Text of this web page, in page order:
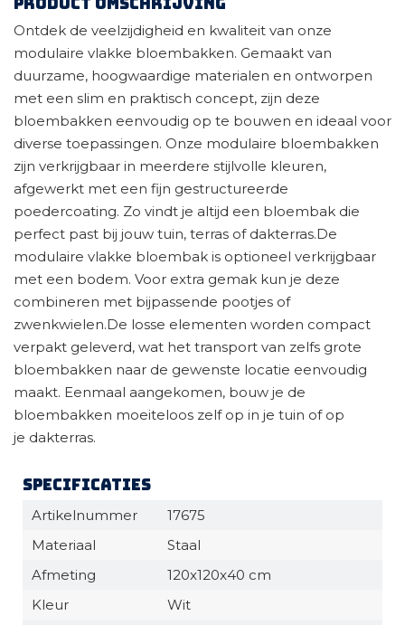
Ontdek de veelzijdigheid en kwaliteit van onze
modulaire vlakke bloembakken. Gemaakt van
duurzame, hoogwaardige materialen en ontworpen
met een slim en praktisch concept, zijn deze
bloembakken eenvoudig op te bouwen en ideaal voor
diverse toepassingen. Onze modulaire bloembakken
zijn verkrijgbaar in meerdere stijlvolle kleuren,
afgewerkt met een fijn gestructureerde
poedercoating. Zo vindt je altijd een bloembak die
perfect past bij jouw tuin, terras of dakterras.De
modulaire vlakke bloembak is optioneel verkrijgbaar
met een bodem. Voor extra gemak kun je deze
combineren met bijpassende pootjes of
zwenkwielen.De losse elementen worden compact
verpakt geleverd, wat het transport van zelfs grote
bloembakken naar de gewenste locatie eenvoudig
maakt. Eenmaal aangekomen, bouw je de
bloembakken moeiteloos zelf op in je tuin of op
je dakterras.
Specificaties
Artikelnummer
17675
Materiaal
Staal
Afmeting
120x120x40 cm
Kleur
Wit